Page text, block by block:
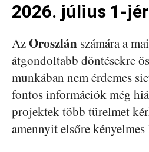
2026. július 1-
AzOroszlán számára a
átgondoltabb döntésekre
munkában nem érdemes
fontos információk még
projektek több türelmet
amennyit elsőre